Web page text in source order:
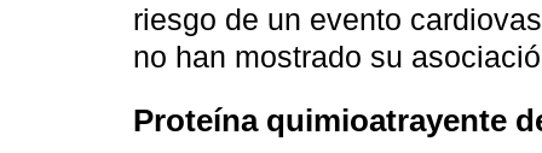
riesgo de un evento
no han mostrado su
Proteína quimioatrayente